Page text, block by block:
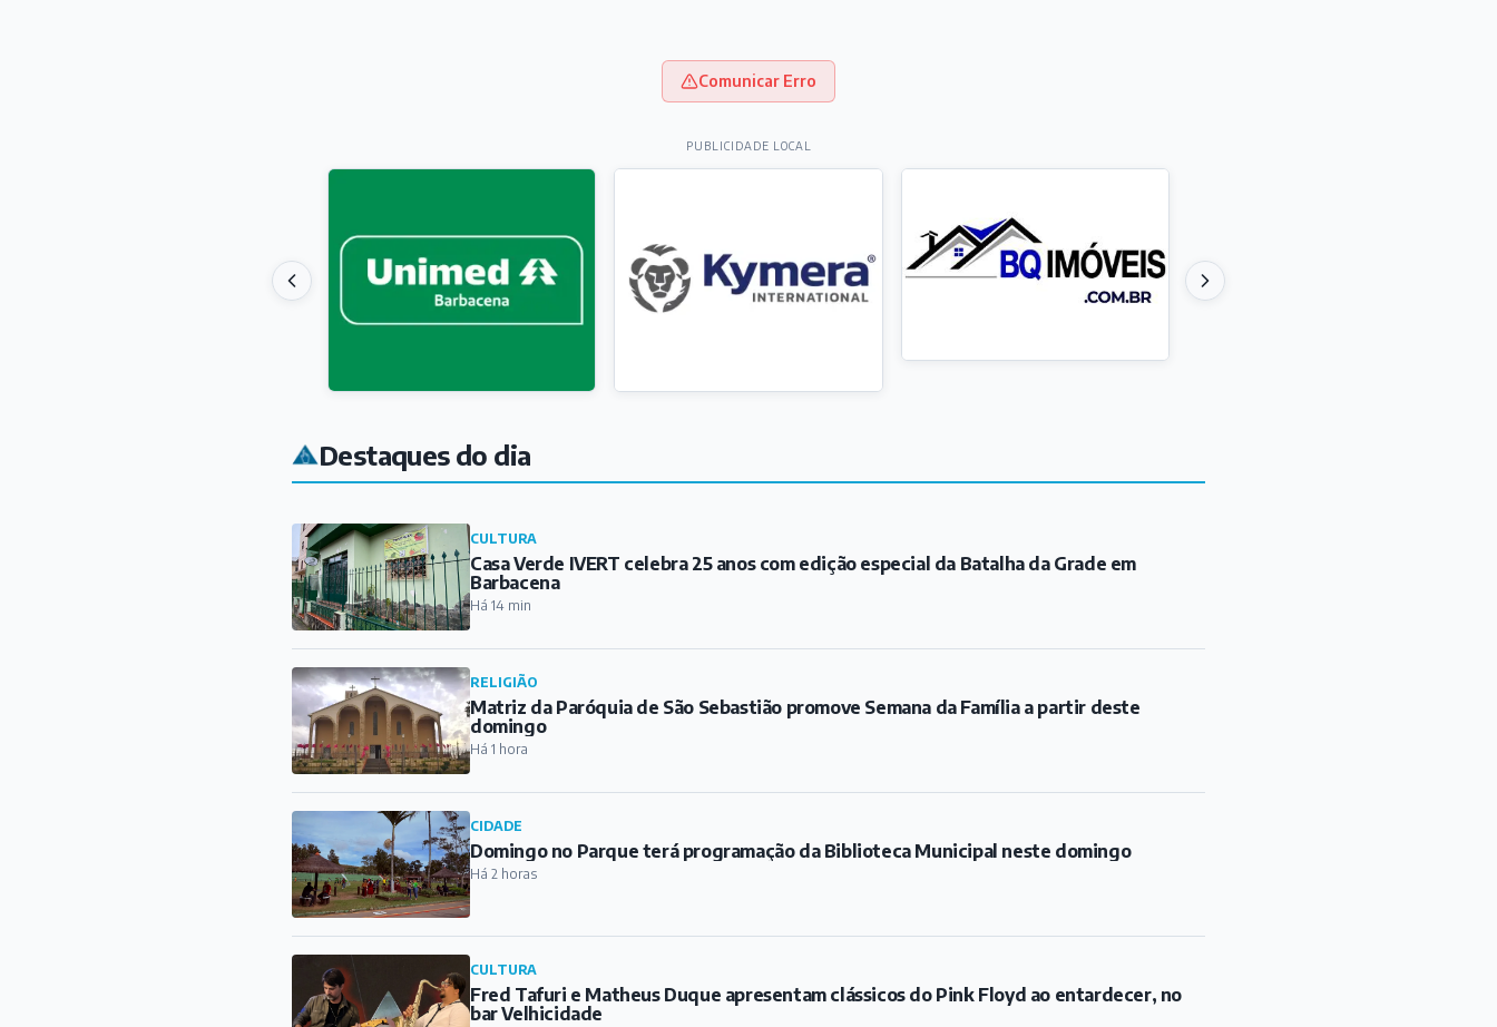
Comunicar Erro
PUBLICIDADE LOCAL
Destaques do dia
CULTURA
Casa Verde IVERT celebra 25 anos com edição especial da Batalha da Grade em
Barbacena
Há 14 min
RELIGIÃO
Matriz da Paróquia de São Sebastião promove Semana da Família a partir deste
domingo
Há 1 hora
CIDADE
Domingo no Parque terá programação da Biblioteca Municipal neste domingo
Há 2 horas
CULTURA
Fred Tafuri e Matheus Duque apresentam clássicos do Pink Floyd ao entardecer, no
bar Velhicidade